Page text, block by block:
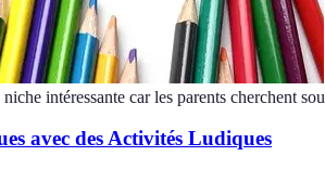
intéressante car les parents cherchent
avec des Activités Ludiques